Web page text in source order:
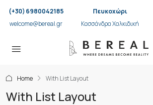
(+30) 6980042185
welcome@bereal.gr
Πευκοχώρι
Κασσάνδρα Χαλκιδική
Home With List Layout
With List Layout